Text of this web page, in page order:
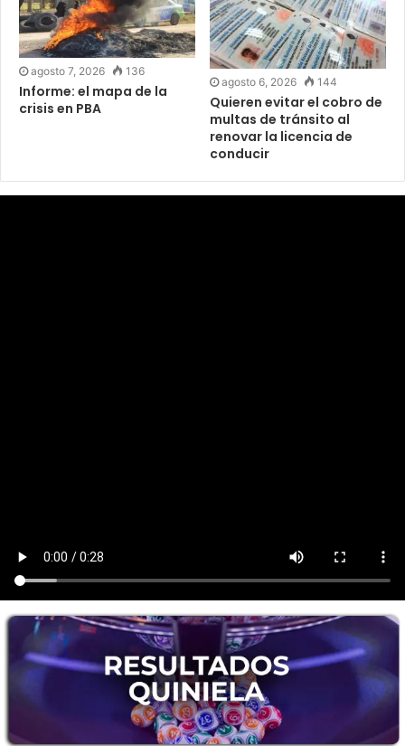
agosto 7, 2026 136
Informe: el mapa de la
crisis en PBA
agosto 6, 2026 144
Quieren evitar el cobro de
multas de tránsito al
renovar la licencia de
conducir